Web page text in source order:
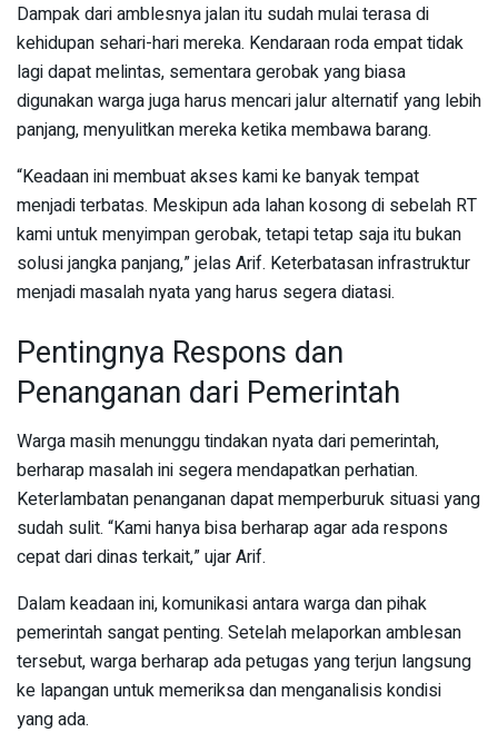
Dampak dari amblesnya jalan itu sudah mulai terasa di
kehidupan sehari-hari mereka. Kendaraan roda empat tidak
lagi dapat melintas, sementara gerobak yang biasa
digunakan warga juga harus mencari jalur alternatif yang lebih
panjang, menyulitkan mereka ketika membawa barang.
“Keadaan ini membuat akses kami ke banyak tempat
menjadi terbatas. Meskipun ada lahan kosong di sebelah RT
kami untuk menyimpan gerobak, tetapi tetap saja itu bukan
solusi jangka panjang,” jelas Arif. Keterbatasan infrastruktur
menjadi masalah nyata yang harus segera diatasi.
Pentingnya Respons dan
Penanganan dari Pemerintah
Warga masih menunggu tindakan nyata dari pemerintah,
berharap masalah ini segera mendapatkan perhatian.
Keterlambatan penanganan dapat memperburuk situasi yang
sudah sulit. “Kami hanya bisa berharap agar ada respons
cepat dari dinas terkait,” ujar Arif.
Dalam keadaan ini, komunikasi antara warga dan pihak
pemerintah sangat penting. Setelah melaporkan amblesan
tersebut, warga berharap ada petugas yang terjun langsung
ke lapangan untuk memeriksa dan menganalisis kondisi
yang ada.